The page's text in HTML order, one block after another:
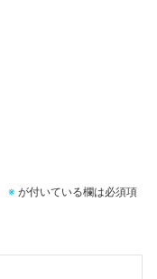
※ が付いている欄は必須項